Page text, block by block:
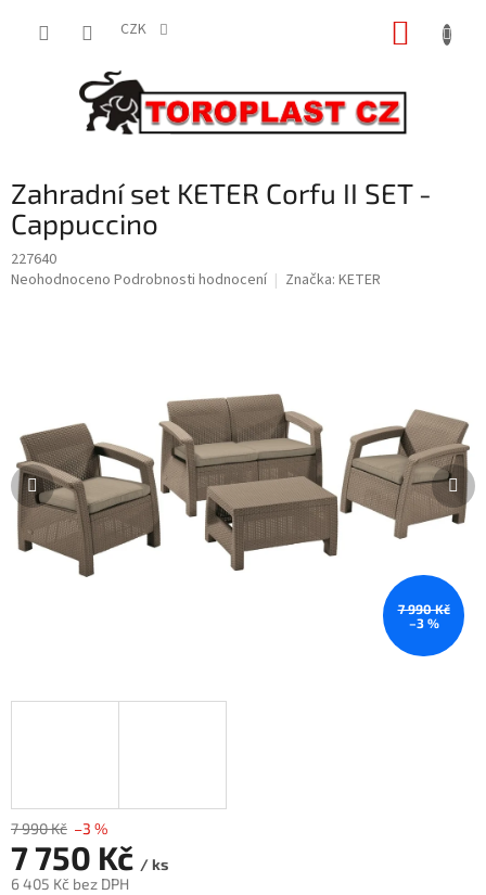
CZK
Zahradní set KETER Corfu II SET -
Cappuccino
227640
Průměrné
hvězdiček.
Neohodnoceno Podrobnosti hodnocení Značka: KETER
7 990 Kč
–3 %
7 990 Kč –3 %
7 750 Kč / ks
6 405 Kč bez DPH